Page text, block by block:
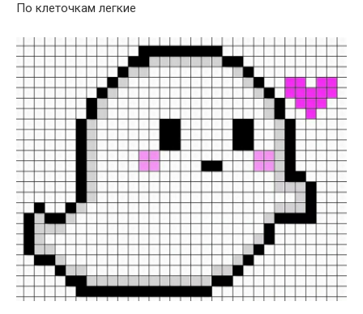
По клеточкам легкие